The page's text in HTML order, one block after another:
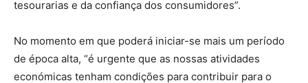
tesourarias e da confiança dos consumidores”.
No momento em que poderá iniciar-se mais um período
de época alta, “é urgente que as nossas atividades
económicas tenham condições para contribuir para o